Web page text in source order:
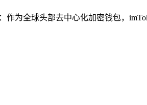
作为全球头部去中心化加密钱包，